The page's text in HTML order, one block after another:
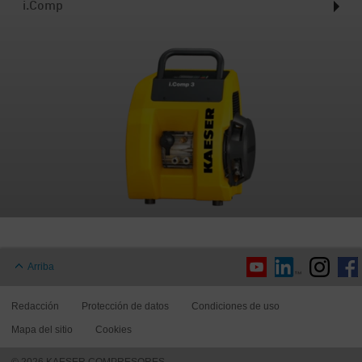
i.Comp
Arriba
Redacción Protección de datos Condiciones de uso
Mapa del sitio Cookies